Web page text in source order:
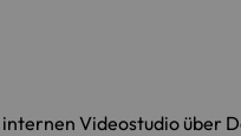
Videostudio über